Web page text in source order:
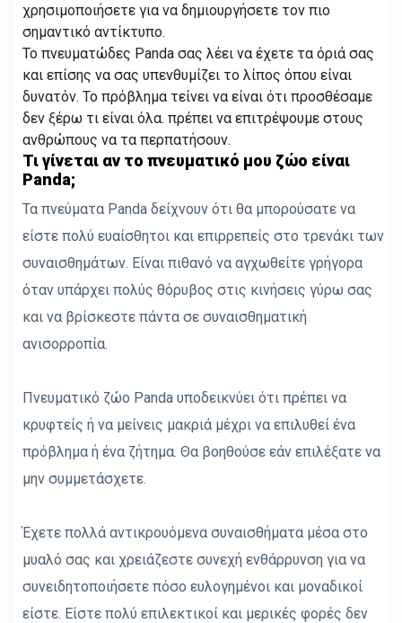
χρησιμοποιήσετε για να δημιουργήσετε τον πιο
σημαντικό αντίκτυπο.
Το πνευματώδες Panda σας λέει να έχετε τα όριά σας
και επίσης να σας υπενθυμίζει το λίπος όπου είναι
δυνατόν. Το πρόβλημα τείνει να είναι ότι προσθέσαμε
δεν ξέρω τι είναι όλα. πρέπει να επιτρέψουμε στους
ανθρώπους να τα περπατήσουν.
Τι γίνεται αν το πνευματικό μου ζώο είναι
Panda;
Τα πνεύματα Panda δείχνουν ότι θα μπορούσατε να
είστε πολύ ευαίσθητοι και επιρρεπείς στο τρενάκι των
συναισθημάτων. Είναι πιθανό να αγχωθείτε γρήγορα
όταν υπάρχει πολύς θόρυβος στις κινήσεις γύρω σας
και να βρίσκεστε πάντα σε συναισθηματική
ανισορροπία.
Πνευματικό ζώο Panda υποδεικνύει ότι πρέπει να
κρυφτείς ή να μείνεις μακριά μέχρι να επιλυθεί ένα
πρόβλημα ή ένα ζήτημα. Θα βοηθούσε εάν επιλέξατε να
μην συμμετάσχετε.
Έχετε πολλά αντικρουόμενα συναισθήματα μέσα στο
μυαλό σας και χρειάζεστε συνεχή ενθάρρυνση για να
συνειδητοποιήσετε πόσο ευλογημένοι και μοναδικοί
είστε. Είστε πολύ επιλεκτικοί και μερικές φορές δεν